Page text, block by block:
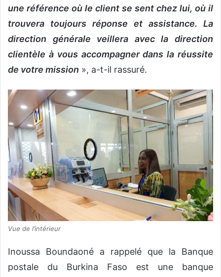
une référence où le client se sent chez lui, où il
trouvera toujours réponse et assistance. La
direction générale veillera avec la direction
clientèle à vous accompagner dans la réussite
de votre mission », a-t-il rassuré.
Vue de l’intérieur
Inoussa Boundaoné a rappelé que la Banque
postale du Burkina Faso est une banque